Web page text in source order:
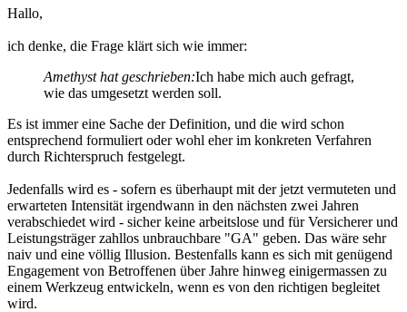
Hallo,
ich denke, die Frage klärt sich wie immer:
Amethyst hat geschrieben:Ich habe mich auch gefragt,
wie das umgesetzt werden soll.
Es ist immer eine Sache der Definition, und die wird schon
entsprechend formuliert oder wohl eher im konkreten Verfahren
durch Richterspruch festgelegt.
Jedenfalls wird es - sofern es überhaupt mit der jetzt vermuteten und
erwarteten Intensität irgendwann in den nächsten zwei Jahren
verabschiedet wird - sicher keine arbeitslose und für Versicherer und
Leistungsträger zahllos unbrauchbare "GA" geben. Das wäre sehr
naiv und eine völlig Illusion. Bestenfalls kann es sich mit genügend
Engagement von Betroffenen über Jahre hinweg einigermassen zu
einem Werkzeug entwickeln, wenn es von den richtigen begleitet
wird.